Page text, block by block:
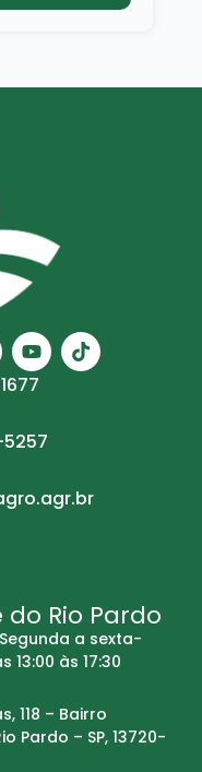
Rio Pardo
a sexta-
13:00 às 17:30
118 – Bairro
Pardo – SP, 13720-